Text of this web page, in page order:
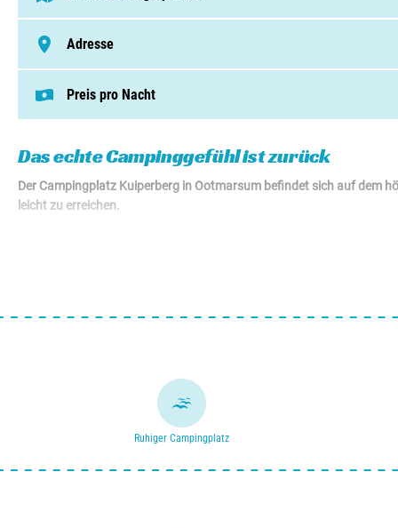
Das echte Campinggefühl ist zurück
Der Campingplatz Kuiperberg in Ootmarsum befindet sich auf dem
leicht zu erreichen.
Ruhiger Campingplatz
75 - 250 Pitches
Adresse
Tichelwerk 4, 7631 CJ, Ootmarsum
Preis pro Nacht
Pitches von € 26,50